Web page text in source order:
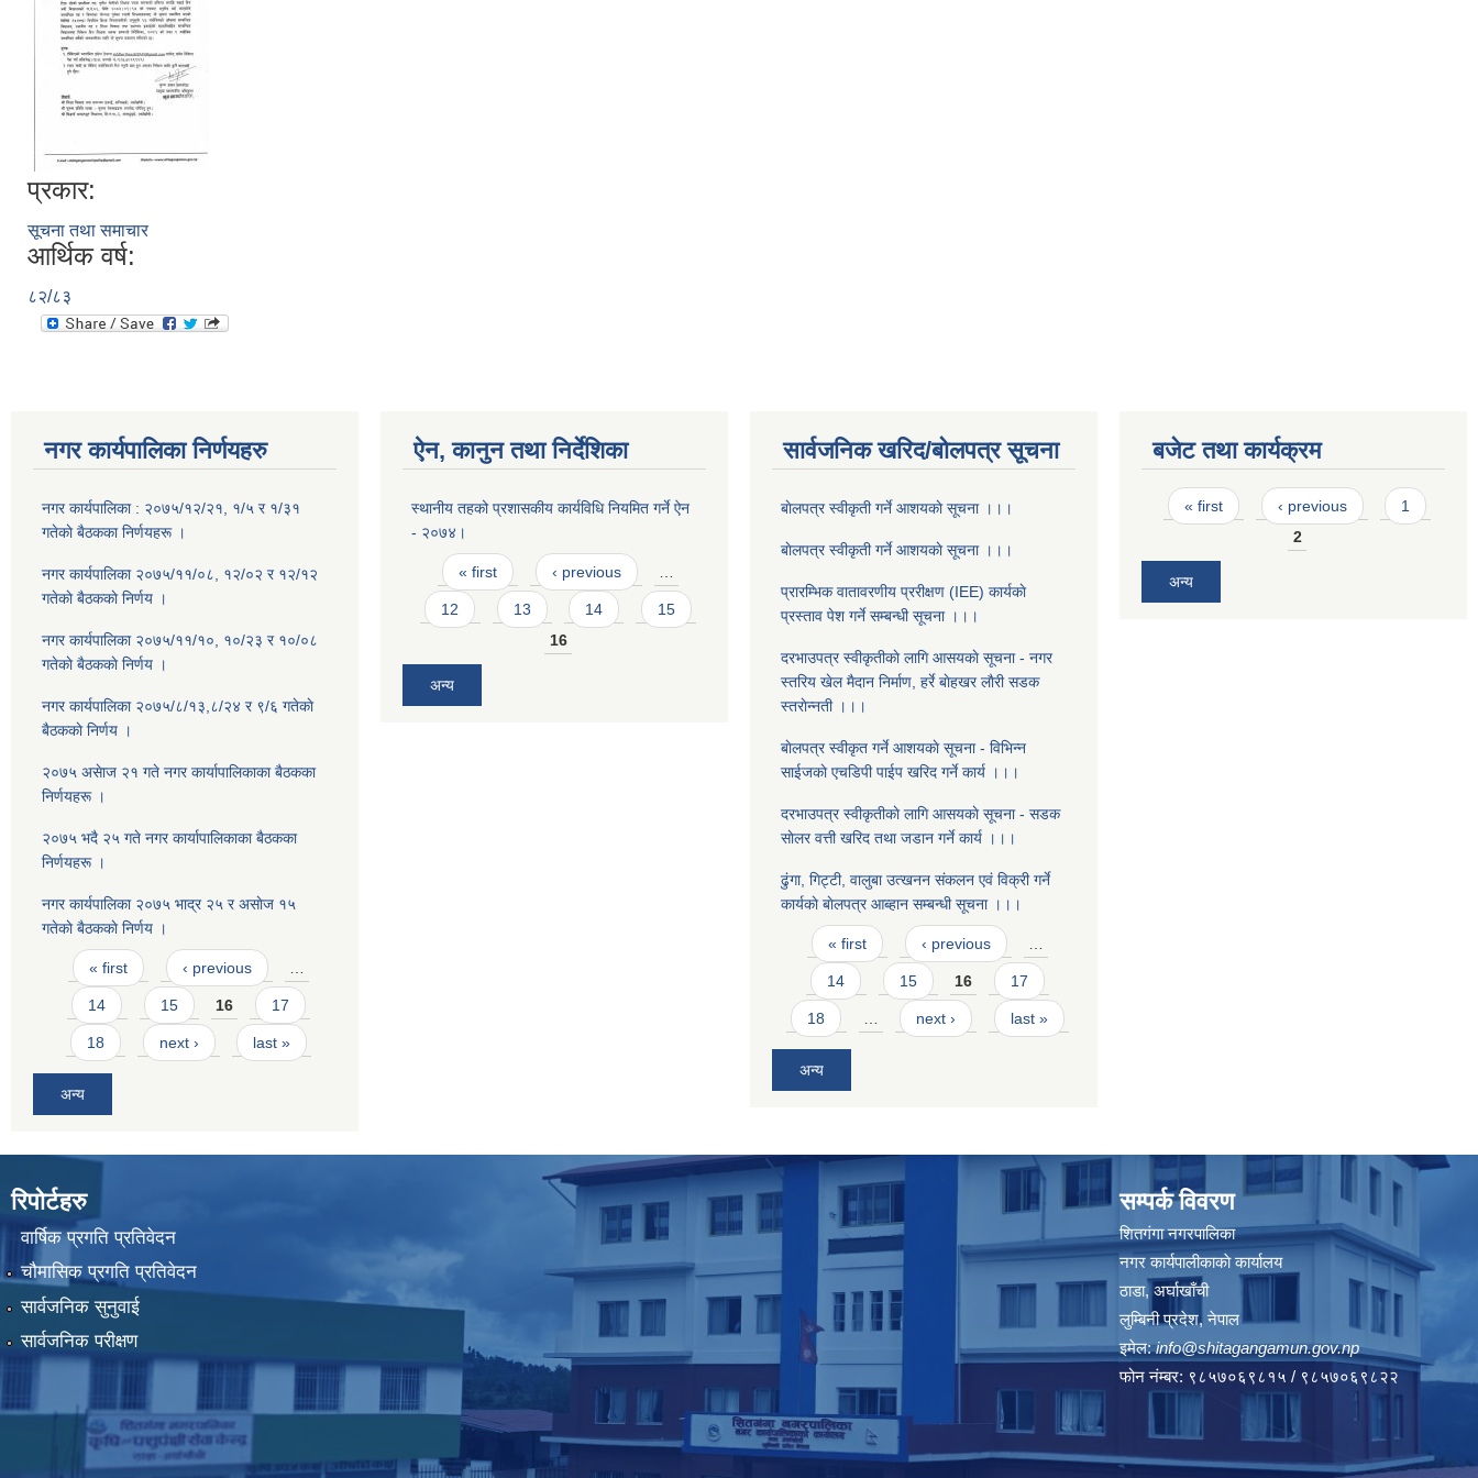
प्रकार:
सूचना तथा समाचार
आर्थिक वर्ष:
८२/८३
नगर कार्यपालिका निर्णयहरु
नगर कार्यपालिका : २०७५/१२/२१, १/५ र १/३१
गतेकाे बैठकका निर्णयहरू ।
नगर कार्यपालिका २०७५/११/०८, १२/०२ र १२/१२
गतेकाे बैठककाे निर्णय ।
नगर कार्यपालिका २०७५/११/१०, १०/२३ र १०/०८
गतेकाे बैठककाे निर्णय ।
नगर कार्यपालिका २०७५/८/१३,८/२४ र ९/६ गतेकाे
बैठककाे निर्णय ।
२०७५ असेाज २१ गते नगर कार्यापालिकाका बैठकका
निर्णयहरू ।
२०७५ भदै २५ गते नगर कार्यापालिकाका बैठकका
निर्णयहरू ।
नगर कार्यपालिका २०७५ भाद्र २५ र असाेज १५
गतेकाे बैठककाे निर्णय ।
Pages
« first ‹ previous
14 15 16 17
18 next › last »
अन्य
ऐन, कानुन तथा निर्देशिका
स्थानीय तहको प्रशासकीय कार्यविधि नियमित गर्ने ऐन
- २०७४।
Pages
« first ‹ previous
12 13 14
15
16
अन्य
सार्वजनिक खरिद/बोलपत्र सूचना
बाेलपत्र स्वीकृती गर्ने आशयकाे सूचना ।।।
बाेलपत्र स्वीकृती गर्ने आशयकाे सूचना ।।।
प्रारम्भिक वातावरणीय प्ररीक्षण (IEE) कार्यकाे
प्रस्ताव पेश गर्ने सम्बन्धी सूचना ।।।
दरभाउपत्र स्वीकृतीकाे लागि आसयकाे सूचना - नगर
स्तरिय खेल मैदान निर्माण, हर्रे बाेहखर लाैरी सडक
स्तराेन्नती ।।।
बाेलपत्र स्वीकृत गर्ने आशयकाे सूचना - विभिन्न
साईजकाे एचडिपी पाईप खरिद गर्ने कार्य ।।।
दरभाउपत्र स्वीकृतीकाे लागि आसयकाे सूचना - सडक
साेलर वत्ती खरिद तथा जडान गर्ने कार्य ।।।
ढुंगा, गिट्टी, वालुबा उत्खनन संकलन एवं विक्री गर्ने
कार्यकाे बाेलपत्र आब्हान सम्बन्धी सूचना ।।।
Pages
« first ‹ previous
14 15 16 17
18 next › last »
अन्य
बजेट तथा कार्यक्रम
Pages
« first ‹ previous
1
2
अन्य
रिपोर्टहरु
वार्षिक प्रगति प्रतिवेदन
चौमासिक प्रगति प्रतिवेदन
सार्वजनिक सुनुवाई
सार्वजनिक परीक्षण
सम्पर्क विवरण
शितगंगा नगरपालिका
नगर कार्यपालीकाकाे कार्यालय
ठाडा, अर्घाखाँची
लुम्बिनी प्रदेश, नेपाल
इमेल:info@shitagangamun.gov.np
फोन नंम्बर: ९८५७०६९८१५ / ९८५७०६९८२२